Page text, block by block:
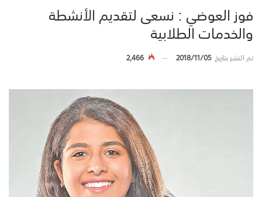
فوز العوضي : نسعى لتقديم الأنشطة
والخدمات الطلابية
تم النشر بتاريخ2018/11/05
2,466